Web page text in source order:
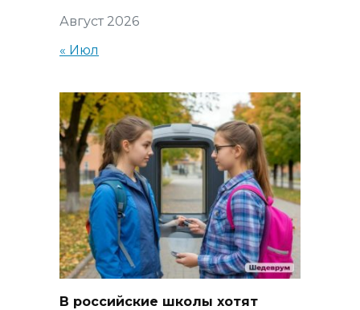
Август 2026
« Июл
В российские школы хотят